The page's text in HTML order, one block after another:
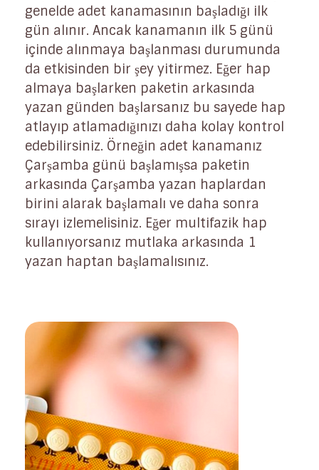
genelde adet kanamasının başladığı ilk
gün alınır. Ancak kanamanın ilk 5 günü
içinde alınmaya başlanması durumunda
da etkisinden bir şey yitirmez. Eğer hap
almaya başlarken paketin arkasında
yazan günden başlarsanız bu sayede hap
atlayıp atlamadığınızı daha kolay kontrol
edebilirsiniz. Örneğin adet kanamanız
Çarşamba günü başlamışsa paketin
arkasında Çarşamba yazan haplardan
birini alarak başlamalı ve daha sonra
sırayı izlemelisiniz. Eğer multifazik hap
kullanıyorsanız mutlaka arkasında 1
yazan haptan başlamalısınız.